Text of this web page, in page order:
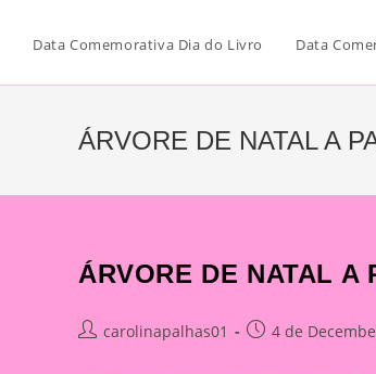
Data Comemorativa Dia do Livro Data
ÁRVORE DE NATAL A
ÁRVORE DE NATAL A
Postcarolinapalhas01
Post4 de